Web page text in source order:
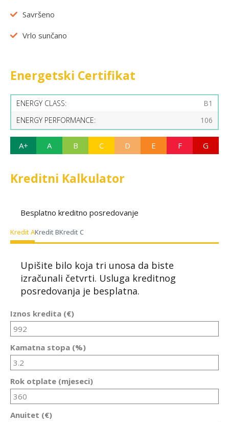
Savršeno
Vrlo sunčano
Energetski Certifikat
ENERGY CLASS:
B1
ENERGY PERFORMANCE:
106
A+ A B C D E F G
Kreditni Kalkulator
Besplatno kreditno posredovanje
Kredit AKredit BKredit C
Upišite bilo koja tri unosa da biste
izračunali četvrti. Usluga kreditnog
posredovanja je besplatna.
Iznos kredita (€)
Kamatna stopa (%)
Rok otplate (mjeseci)
Anuitet (€)